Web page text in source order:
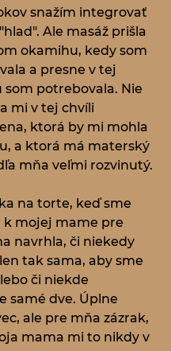
snažím integrovať
Ale masáž prišla
okamihu, kedy som
a presne v tej
som potrebovala. Nie
mi v tej chvíli
ktorá by mi mohla
a ktorá má materský
mňa veľmi rozvinutý.
na torte, keď sme
k mojej mame pre
navrhla, či niekedy
tak sama, aby sme
či niekde
samé dve. Úplne
ale pre mňa zázrak,
mama mi to nikdy v